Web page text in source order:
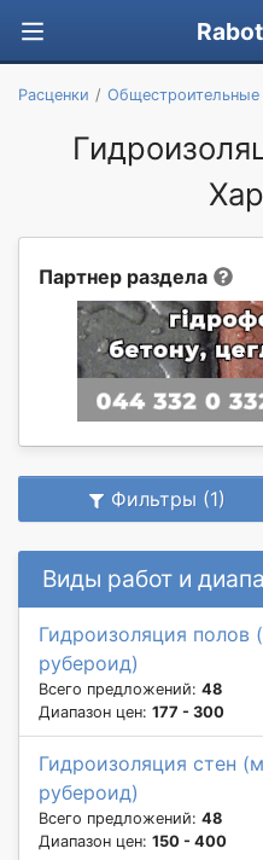
Расценки
Партнер раздела
Фильтры (1)
Виды работ и
Гидроизоляция полов
рубероид)
Всего предложений: 48
Диапазон цен: 177 - 300
Гидроизоляция стен
рубероид)
Всего предложений: 48
Диапазон цен: 150 - 400